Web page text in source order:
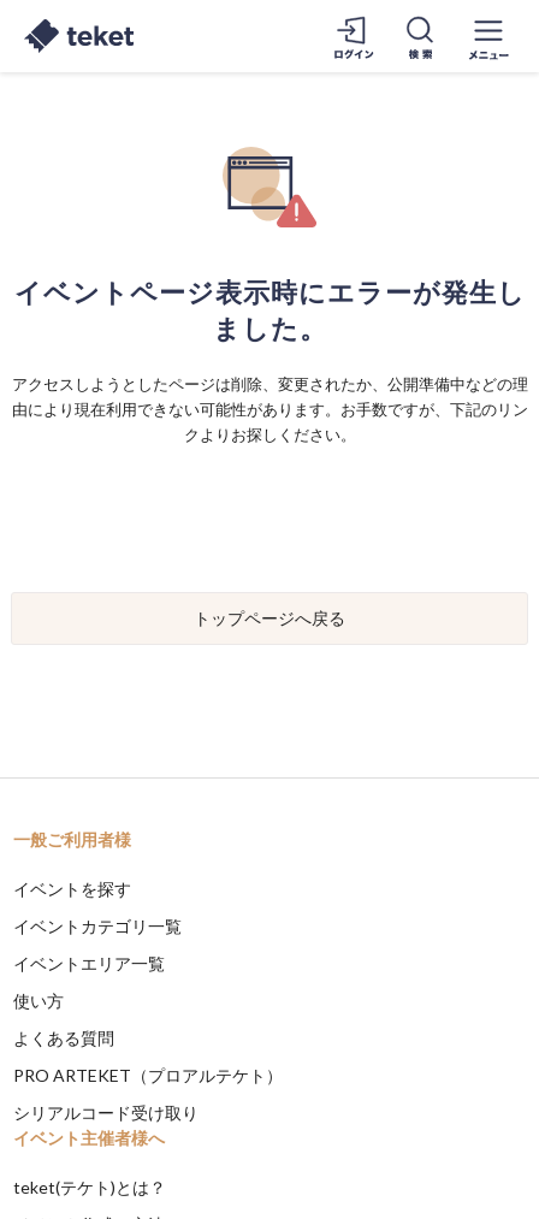
イベントページ表示時にエラーが発生し
ました。
アクセスしようとしたページは削除、変更されたか、公開準備中などの理
由により現在利用できない可能性があります。お手数ですが、下記のリン
クよりお探しください。
トップページへ戻る
一般ご利用者様
イベントを探す
イベントカテゴリ一覧
イベントエリア一覧
使い方
よくある質問
PRO ARTEKET（プロアルテケト）
シリアルコード受け取り
イベント主催者様へ
teket(テケト)とは？